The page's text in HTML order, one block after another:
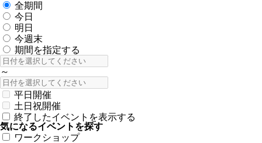
全期間
今日
明日
今週末
期間を指定する
～
平日開催
土日祝開催
終了したイベントを表示する
気になるイベントを探す
ワークショップ